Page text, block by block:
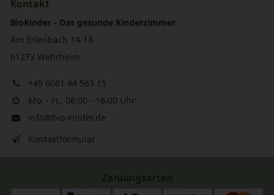
Kontakt
BioKinder - Das gesunde Kinderzimmer
Am Erlenbach 14-18
61273 Wehrheim
+49 6081 44 563 15
Mo. - Fr., 08:00 - 16:00 Uhr
info@bio-kinder.de
Kontaktformular
Zahlungsarten